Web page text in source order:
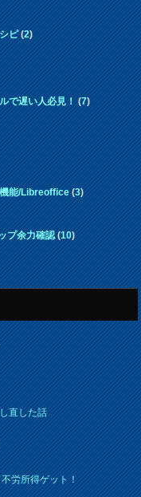
ピ(2)
で遅い人必見！(7)
能/Libreoffice(3)
プ余力確認(10)
直した話
労所得ゲット！